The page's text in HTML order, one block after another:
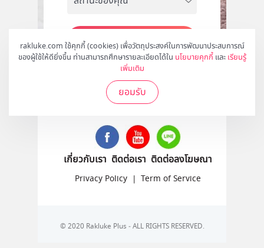
rakluke.com ใช้คุกกี้ (cookies) เพื่อวัตถุประสงค์ในการพัฒนาประสบการณ์
ของผู้ใช้ให้ดียิ่งขึ้น ท่านสามารถศึกษารายละเอียดได้ใน นโยบายคุกกี้ และ เรียนรู้
เพิ่มเติม
ยอมรับ
สมัคร
ติดตามเราได้ที่
เกี่ยวกับเรา ติดต่อเรา ติดต่อลงโฆษณา
Privacy Policy | Term of Service
© 2020 Rakluke Plus - ALL RIGHTS RESERVED.